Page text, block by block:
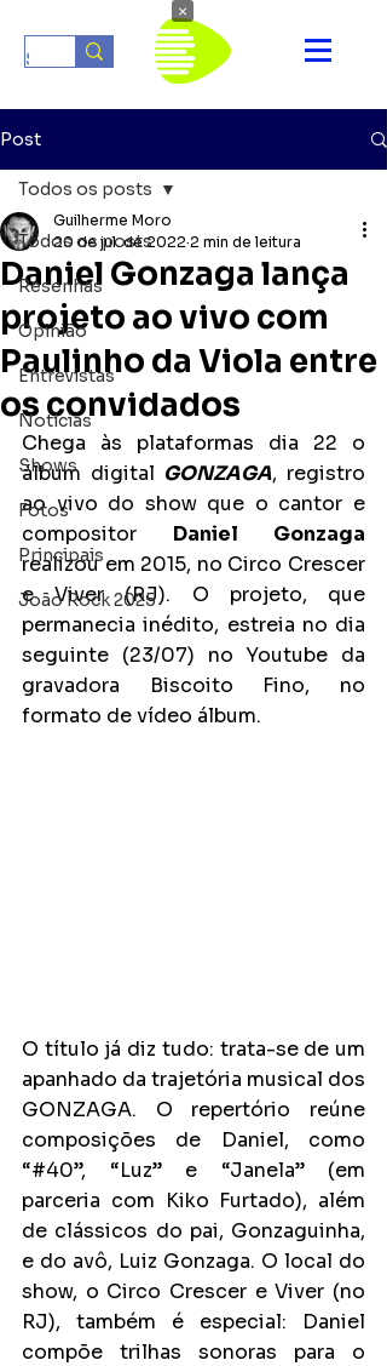
Post
Todos os posts
Resenhas
Opinião
Entrevistas
Notícias
Shows
Fotos
Principais
João Rock 2025
Todos os posts
Daniel Gonzaga lança
projeto ao vivo com
Paulinho da Viola entre
os convidados
Guilherme Moro
20 de jul. de 2022 2 min de leitura
Chega às plataformas dia 22 o
álbum digital GONZAGA, registro
ao vivo do show que o cantor e
compositor Daniel Gonzaga
realizou em 2015, no Circo Crescer
e Viver (RJ). O projeto, que
permanecia inédito, estreia no dia
seguinte (23/07) no Youtube da
gravadora Biscoito Fino, no
formato de vídeo álbum.
O título já diz tudo: trata-se de um
apanhado da trajetória musical dos
GONZAGA. O repertório reúne
composições de Daniel, como
“#40”, “Luz” e “Janela” (em
parceria com Kiko Furtado), além
de clássicos do pai, Gonzaguinha,
e do avô, Luiz Gonzaga. O local do
show, o Circo Crescer e Viver (no
RJ), também é especial: Daniel
compõe trilhas sonoras para o
×